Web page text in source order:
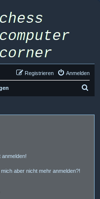
Anmelden
Registrieren
aber nicht mehr anmelden?!